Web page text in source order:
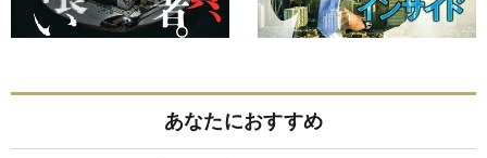
あなたにおすすめ